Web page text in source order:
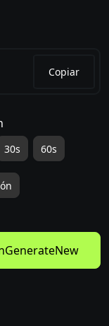
Copiar
30s 60s